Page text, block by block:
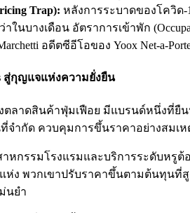
Trap): หลังการระบาดของโควิด-
ว่าในบางเดือน อัตราการเข้าพัก
อดีตซีอีโอของ Yoox Net-
สู่กุญแจแห่งความยั่งยืน
ตลาดสินค้าฟุ่มเฟือย มีแบรนด์หนึ่งที่ยื
จำกัด ควบคุมการขึ้นราคาอย่างสมเ
กรรมโรงแรมและบริการระดับหรูต้อ
แห่ง พวกเขาปรับราคาขึ้นตามต้นทุ
นยำ